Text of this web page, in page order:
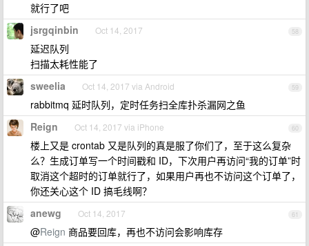
就行了吧
58
jsrgqinbin Oct 14, 2017
延迟队列
扫描太耗性能了
59
sweelia Oct 14, 2017 via Android
rabbitmq 延时队列，定时任务扫全库扑杀漏网之鱼
60
Reign Oct 14, 2017 via iPhone
楼上又是 crontab 又是队列的真是服了你们了，至于这么复杂
么？生成订单写一个时间戳和 ID，下次用户再访问“我的订单”时
取消这个超时的订单就行了，如果用户再也不访问这个订单了，
你还关心这个 ID 搞毛线啊？
61
anewg Oct 14, 2017
@Reign 商品要回库，再也不访问会影响库存